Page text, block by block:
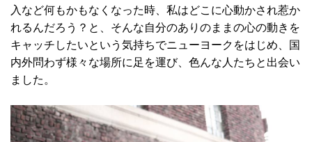
入など何もかもなくなった時、私はどこに心動かされ惹か
れるんだろう？と、そんな自分のありのままの心の動きを
キャッチしたいという気持ちでニューヨークをはじめ、国
内外問わず様々な場所に足を運び、色んな人たちと出会い
ました。